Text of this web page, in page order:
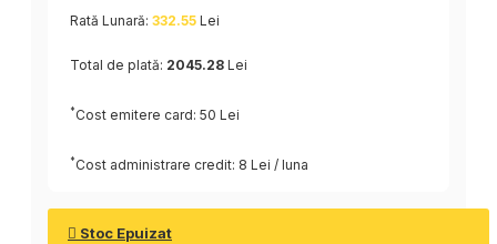
Rată Lunară: 332.55 Lei
Total de plată: 2045.28 Lei
* Cost emitere card: 50 Lei
* Cost administrare credit: 8 Lei / luna
Stoc Epuizat